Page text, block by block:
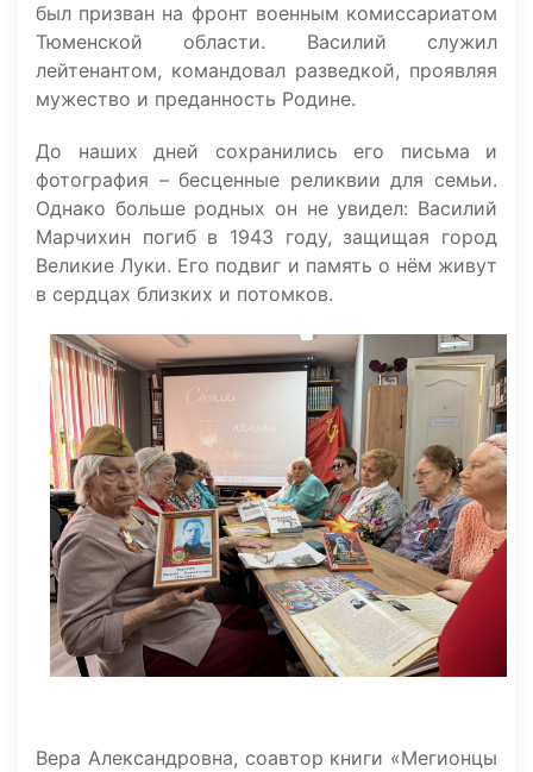
был призван на фронт военным комиссариатом
Тюменской области. Василий служил
лейтенантом, командовал разведкой, проявляя
мужество и преданность Родине.
До наших дней сохранились его письма и
фотография – бесценные реликвии для семьи.
Однако больше родных он не увидел: Василий
Марчихин погиб в 1943 году, защищая город
Великие Луки. Его подвиг и память о нём живут
в сердцах близких и потомков.
Вера Александровна, соавтор книги «Мегионцы